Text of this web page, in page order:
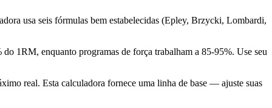
usa seis fórmulas bem estabelecidas (Epley, Brzycki, Lombardi,
1RM, enquanto programas de força trabalham a 85-95%. Use seu
real. Esta calculadora fornece uma linha de base — ajuste suas